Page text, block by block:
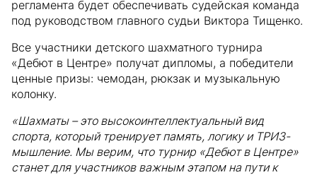
регламента будет обеспечивать судейская команда
под руководством главного судьи Виктора Тищенко.
Все участники детского шахматного турнира
«Дебют в Центре» получат дипломы, а победители
ценные призы: чемодан, рюкзак и музыкальную
колонку.
«Шахматы – это высокоинтеллектуальный вид
спорта, который тренирует память, логику и ТРИЗ-
мышление. Мы верим, что турнир «Дебют в Центре»
станет для участников важным этапом на пути к